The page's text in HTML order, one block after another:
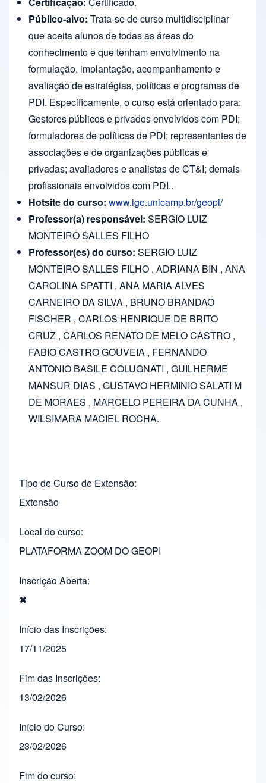
Público-alvo: Trata-se de curso multidisciplinar
que aceita alunos de todas as áreas do
conhecimento e que tenham envolvimento na
formulação, implantação, acompanhamento e
avaliação de estratégias, políticas e programas de
PDI. Especificamente, o curso está orientado para:
Gestores públicos e privados envolvidos com PDI;
formuladores de políticas de PDI; representantes de
associações e de organizações públicas e
privadas; avaliadores e analistas de CT&I; demais
profissionais envolvidos com PDI..
Hotsite do curso: www.ige.unicamp.br/geopi/
Professor(a) responsável: SERGIO LUIZ
MONTEIRO SALLES FILHO
Professor(es) do curso: SERGIO LUIZ
MONTEIRO SALLES FILHO , ADRIANA BIN , ANA
CAROLINA SPATTI , ANA MARIA ALVES
CARNEIRO DA SILVA , BRUNO BRANDAO
FISCHER , CARLOS HENRIQUE DE BRITO
CRUZ , CARLOS RENATO DE MELO CASTRO ,
FABIO CASTRO GOUVEIA , FERNANDO
ANTONIO BASILE COLUGNATI , GUILHERME
MANSUR DIAS , GUSTAVO HERMINIO SALATI M
DE MORAES , MARCELO PEREIRA DA CUNHA ,
WILSIMARA MACIEL ROCHA.
Tipo de Curso de Extensão
Extensão
Local do curso
PLATAFORMA ZOOM DO GEOPI
Inscrição Aberta
✖
Início das Inscrições
17/11/2025
Fim das Inscrições
13/02/2026
Início do Curso
23/02/2026
Fim do curso